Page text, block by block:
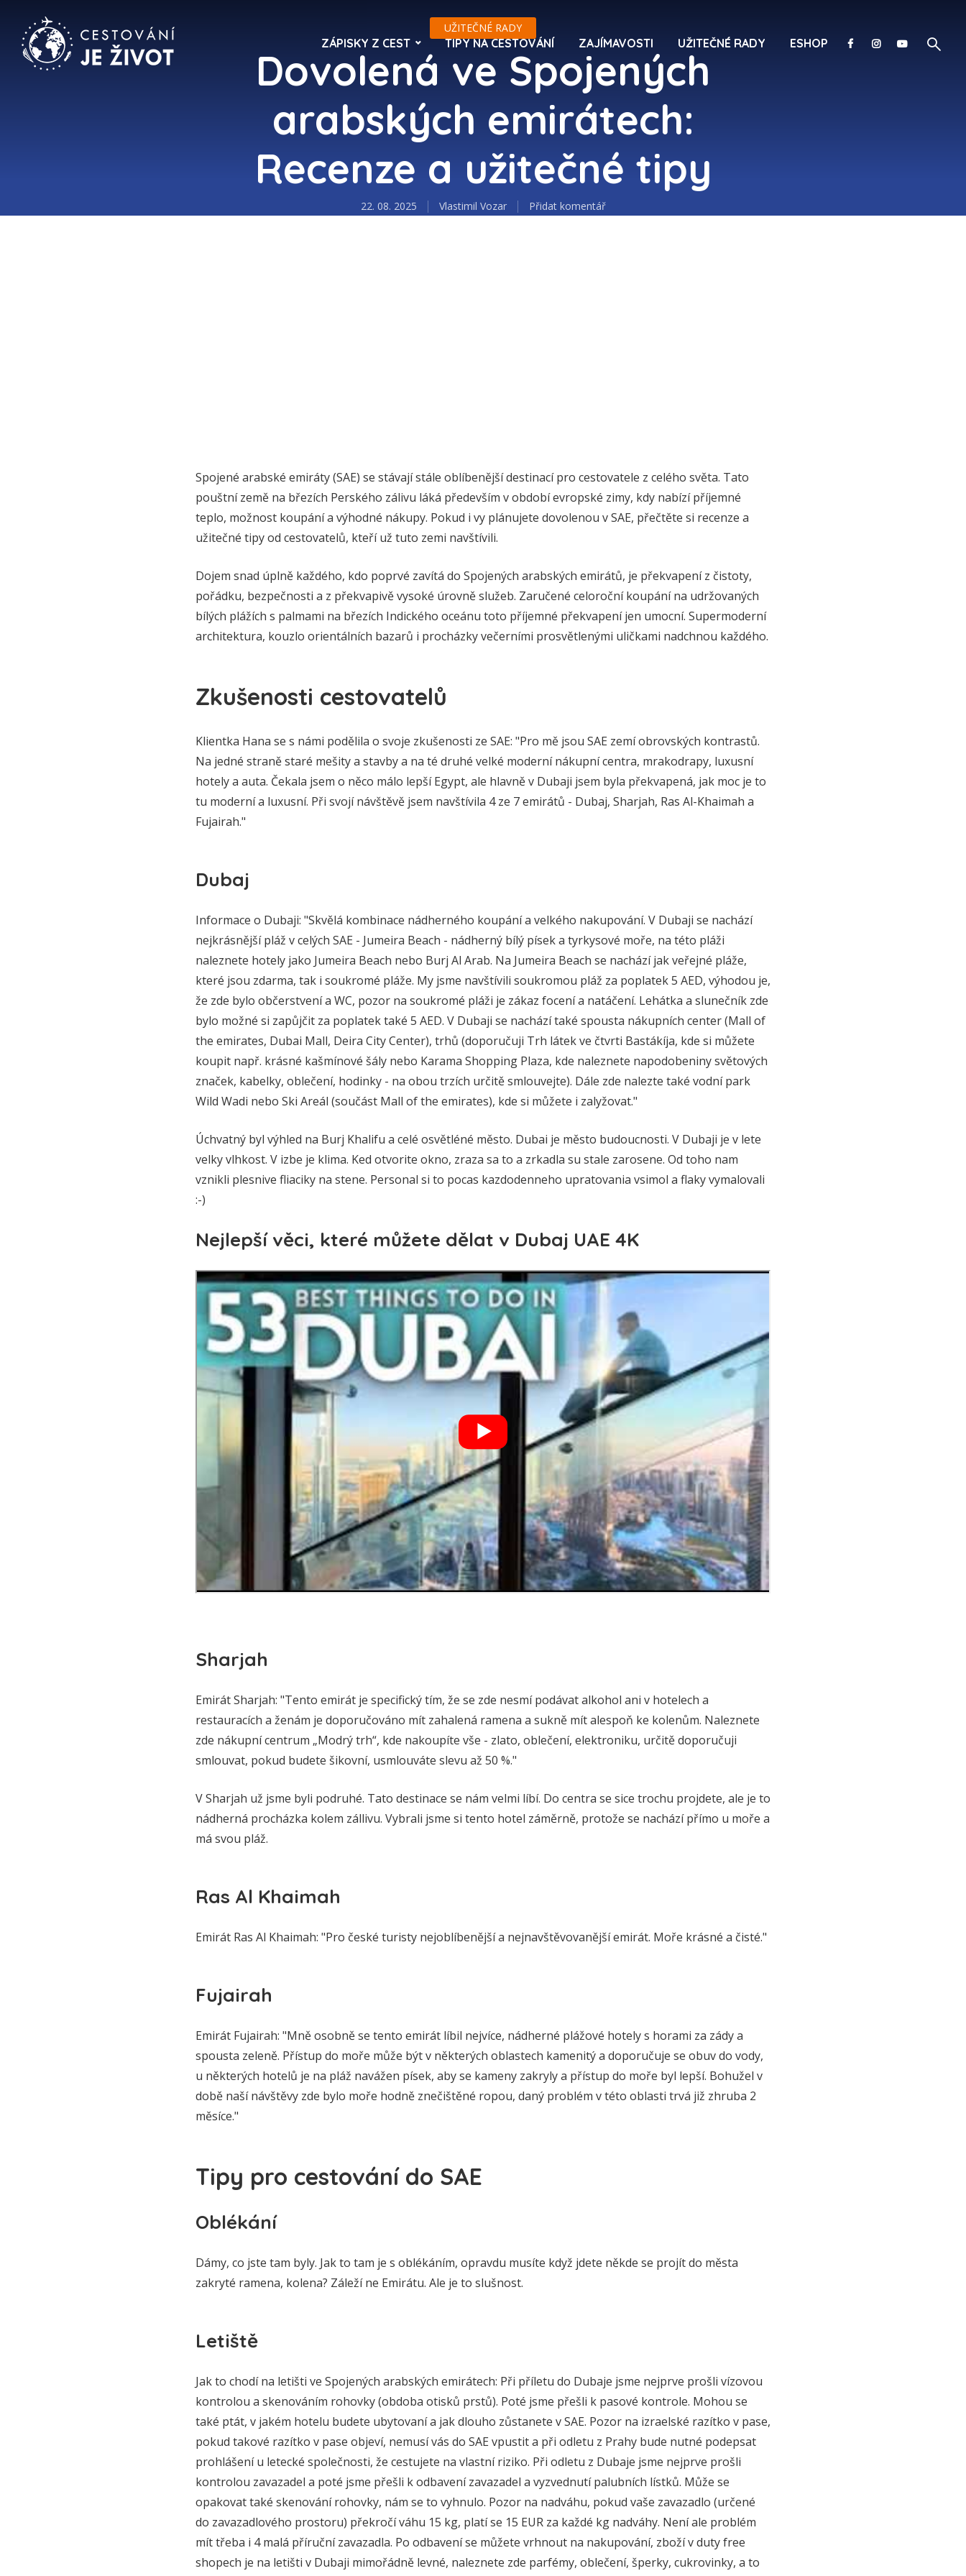
ZÁPISKY Z CEST TIPY NA CESTOVÁNÍ ZAJÍMAVOSTI UŽITEČNÉ RADY ESHOP
UŽITEČNÉ RADY
Dovolená ve Spojených
arabských emirátech:
Recenze a užitečné tipy
22. 08. 2025 Vlastimil Vozar Přidat komentář
Spojené arabské emiráty (SAE) se stávají stále oblíbenější destinací pro cestovatele z celého světa. Tato
pouštní země na březích Perského zálivu láká především v období evropské zimy, kdy nabízí příjemné
teplo, možnost koupání a výhodné nákupy. Pokud i vy plánujete dovolenou v SAE, přečtěte si recenze a
užitečné tipy od cestovatelů, kteří už tuto zemi navštívili.
Dojem snad úplně každého, kdo poprvé zavítá do Spojených arabských emirátů, je překvapení z čistoty,
pořádku, bezpečnosti a z překvapivě vysoké úrovně služeb. Zaručené celoroční koupání na udržovaných
bílých plážích s palmami na březích Indického oceánu toto příjemné překvapení jen umocní. Supermoderní
architektura, kouzlo orientálních bazarů i procházky večerními prosvětlenými uličkami nadchnou každého.
Zkušenosti cestovatelů
Klientka Hana se s námi podělila o svoje zkušenosti ze SAE: "Pro mě jsou SAE zemí obrovských kontrastů.
Na jedné straně staré mešity a stavby a na té druhé velké moderní nákupní centra, mrakodrapy, luxusní
hotely a auta. Čekala jsem o něco málo lepší Egypt, ale hlavně v Dubaji jsem byla překvapená, jak moc je to
tu moderní a luxusní. Při svojí návštěvě jsem navštívila 4 ze 7 emirátů - Dubaj, Sharjah, Ras Al-Khaimah a
Fujairah."
Dubaj
Informace o Dubaji: "Skvělá kombinace nádherného koupání a velkého nakupování. V Dubaji se nachází
nejkrásnější pláž v celých SAE - Jumeira Beach - nádherný bílý písek a tyrkysové moře, na této pláži
naleznete hotely jako Jumeira Beach nebo Burj Al Arab. Na Jumeira Beach se nachází jak veřejné pláže,
které jsou zdarma, tak i soukromé pláže. My jsme navštívili soukromou pláž za poplatek 5 AED, výhodou je,
že zde bylo občerstvení a WC, pozor na soukromé pláži je zákaz focení a natáčení. Lehátka a slunečník zde
bylo možné si zapůjčit za poplatek také 5 AED. V Dubaji se nachází také spousta nákupních center (Mall of
the emirates, Dubai Mall, Deira City Center), trhů (doporučuji Trh látek ve čtvrti Bastákíja, kde si můžete
koupit např. krásné kašmínové šály nebo Karama Shopping Plaza, kde naleznete napodobeniny světových
značek, kabelky, oblečení, hodinky - na obou trzích určitě smlouvejte). Dále zde nalezte také vodní park
Wild Wadi nebo Ski Areál (součást Mall of the emirates), kde si můžete i zalyžovat."
Úchvatný byl výhled na Burj Khalifu a celé osvětléné město. Dubai je město budoucnosti. V Dubaji je v lete
velky vlhkost. V izbe je klima. Ked otvorite okno, zraza sa to a zrkadla su stale zarosene. Od toho nam
vznikli plesnive fliaciky na stene. Personal si to pocas kazdodenneho upratovania vsimol a flaky vymalovali
:-)
Nejlepší věci, které můžete dělat v Dubaj UAE 4K
Sharjah
Emirát Sharjah: "Tento emirát je specifický tím, že se zde nesmí podávat alkohol ani v hotelech a
restauracích a ženám je doporučováno mít zahalená ramena a sukně mít alespoň ke kolenům. Naleznete
zde nákupní centrum „Modrý trh“, kde nakoupíte vše - zlato, oblečení, elektroniku, určitě doporučuji
smlouvat, pokud budete šikovní, usmlouváte slevu až 50 %."
V Sharjah už jsme byli podruhé. Tato destinace se nám velmi líbí. Do centra se sice trochu projdete, ale je to
nádherná procházka kolem zállivu. Vybrali jsme si tento hotel záměrně, protože se nachází přímo u moře a
má svou pláž.
Ras Al Khaimah
Emirát Ras Al Khaimah: "Pro české turisty nejoblíbenější a nejnavštěvovanější emirát. Moře krásné a čisté."
Fujairah
Emirát Fujairah: "Mně osobně se tento emirát líbil nejvíce, nádherné plážové hotely s horami za zády a
spousta zeleně. Přístup do moře může být v některých oblastech kamenitý a doporučuje se obuv do vody,
u některých hotelů je na pláž navážen písek, aby se kameny zakryly a přístup do moře byl lepší. Bohužel v
době naší návštěvy zde bylo moře hodně znečištěné ropou, daný problém v této oblasti trvá již zhruba 2
měsíce."
Tipy pro cestování do SAE
Oblékání
Dámy, co jste tam byly. Jak to tam je s oblékáním, opravdu musíte když jdete někde se projít do města
zakryté ramena, kolena? Záleží ne Emirátu. Ale je to slušnost.
Letiště
Jak to chodí na letišti ve Spojených arabských emirátech: Při příletu do Dubaje jsme nejprve prošli vízovou
kontrolou a skenováním rohovky (obdoba otisků prstů). Poté jsme přešli k pasové kontrole. Mohou se
také ptát, v jakém hotelu budete ubytovaní a jak dlouho zůstanete v SAE. Pozor na izraelské razítko v pase,
pokud takové razítko v pase objeví, nemusí vás do SAE vpustit a při odletu z Prahy bude nutné podepsat
prohlášení u letecké společnosti, že cestujete na vlastní riziko. Při odletu z Dubaje jsme nejprve prošli
kontrolou zavazadel a poté jsme přešli k odbavení zavazadel a vyzvednutí palubních lístků. Může se
opakovat také skenování rohovky, nám se to vyhnulo. Pozor na nadváhu, pokud vaše zavazadlo (určené
do zavazadlového prostoru) překročí váhu 15 kg, platí se 15 EUR za každé kg nadváhy. Není ale problém
mít třeba i 4 malá příruční zavazadla. Po odbavení se můžete vrhnout na nakupování, zboží v duty free
shopech je na letišti v Dubaji mimořádně levné, naleznete zde parfémy, oblečení, šperky, cukrovinky, a to